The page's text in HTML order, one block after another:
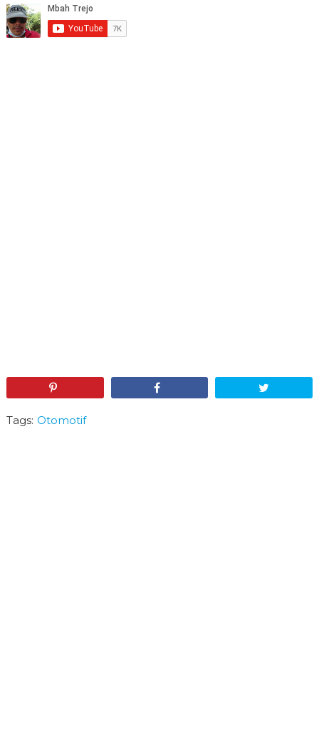
Tags: Otomotif